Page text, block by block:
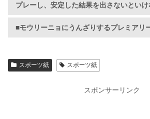
プレーし、安定した結果を出さないといけ
■モウリーニョにうんざりするプレミアリ
スポーツ紙 スポーツ紙
スポンサーリンク